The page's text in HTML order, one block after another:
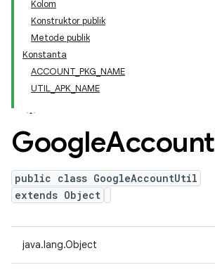
Kolom
Konstruktor publik
Metode publik
Konstanta
ACCOUNT_PKG_NAME
UTIL_APK_NAME
GoogleAccount
public class GoogleAccountUtil
extends Object
java.lang.Object